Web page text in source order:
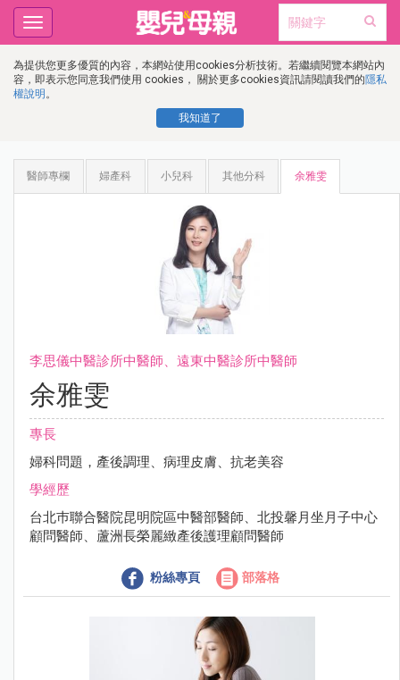
為提供您更多優質的內容，本網站使用cookies分析技術。若繼續閱覽本網站內
容，即表示您同意我們使用 cookies， 關於更多cookies資訊請閱讀我們的隱私
權說明 。
我知道了
Toggle
navigation
醫師專欄 婦產科 小兒科 其他分科 余雅雯
李思儀中醫診所中醫師、遠東中醫診所中醫師
余雅雯
專長
婦科問題，產後調理、病理皮膚、抗老美容
學經歷
台北巿聯合醫院昆明院區中醫部醫師、北投馨月坐月子中心
顧問醫師、蘆洲長榮麗緻產後護理顧問醫師
粉絲專頁 部落格